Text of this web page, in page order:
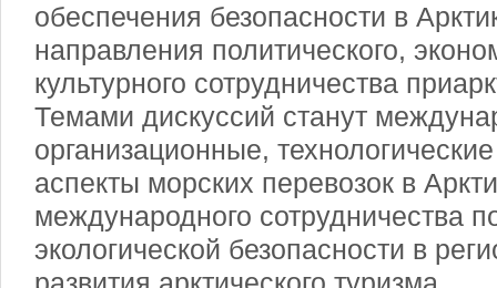
обеспечения безопасности в
направления политического,
культурного сотрудничества
Темами дискуссий станут
организационные,
аспекты морских перевозок в
международного сотрудничества
экологической безопасности в